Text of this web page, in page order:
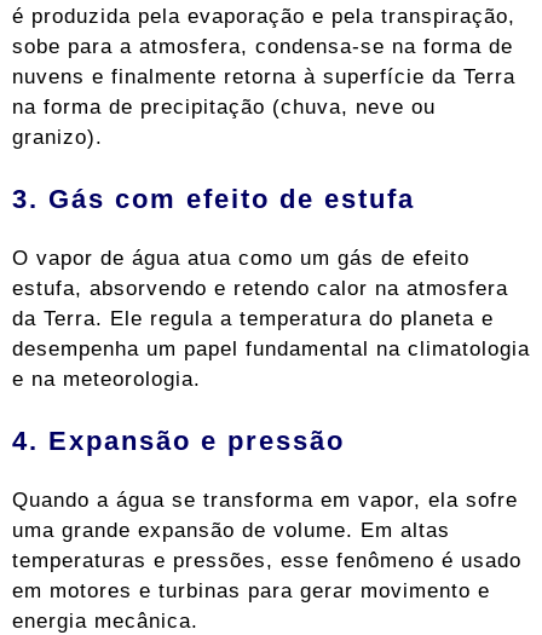
é produzida pela evaporação e pela transpiração,
sobe para a atmosfera, condensa-se na forma de
nuvens e finalmente retorna à superfície da Terra
na forma de precipitação (chuva, neve ou
granizo).
3. Gás com efeito de estufa
O vapor de água atua como um gás de efeito
estufa, absorvendo e retendo calor na atmosfera
da Terra. Ele regula a temperatura do planeta e
desempenha um papel fundamental na climatologia
e na meteorologia.
4. Expansão e pressão
Quando a água se transforma em vapor, ela sofre
uma grande expansão de volume. Em altas
temperaturas e pressões, esse fenômeno é usado
em motores e turbinas para gerar movimento e
energia mecânica.